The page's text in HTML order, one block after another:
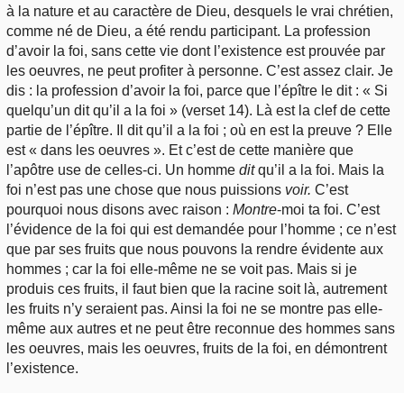
à la nature et au caractère de Dieu, desquels le vrai chrétien,
comme né de Dieu, a été rendu participant. La profession
d’avoir la foi, sans cette vie dont l’existence est prouvée par
les oeuvres, ne peut profiter à personne. C’est assez clair. Je
dis : la profession d’avoir la foi, parce que l’épître le dit : « Si
quelqu’un dit qu’il a la foi » (verset 14). Là est la clef de cette
partie de l’épître. Il dit qu’il a la foi ; où en est la preuve ? Elle
est « dans les oeuvres ». Et c’est de cette manière que
l’apôtre use de celles-ci. Un homme ditqu’il a la foi. Mais la
foi n’est pas une chose que nous puissions voir. C’est
pourquoi nous disons avec raison : Montre-moi ta foi. C’est
l’évidence de la foi qui est demandée pour l’homme ; ce n’est
que par ses fruits que nous pouvons la rendre évidente aux
hommes ; car la foi elle-même ne se voit pas. Mais si je
produis ces fruits, il faut bien que la racine soit là, autrement
les fruits n’y seraient pas. Ainsi la foi ne se montre pas elle-
même aux autres et ne peut être reconnue des hommes sans
les oeuvres, mais les oeuvres, fruits de la foi, en démontrent
l’existence.